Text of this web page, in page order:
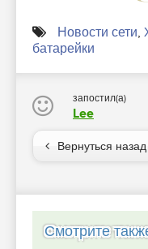
Новости сети,
батарейки
запостил(а)
Lee
Вернуться назад
Смотрите